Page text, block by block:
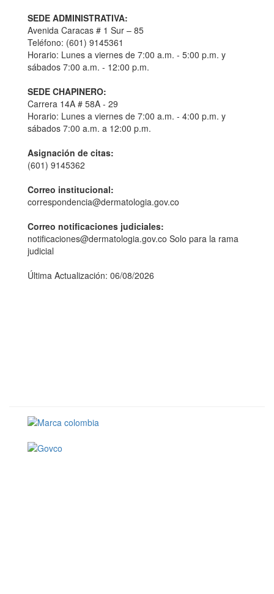
SEDE ADMINISTRATIVA:
Avenida Caracas # 1 Sur – 85
Teléfono: (601) 9145361
Horario: Lunes a viernes de 7:00 a.m. - 5:00 p.m. y
sábados 7:00 a.m. - 12:00 p.m.
SEDE CHAPINERO:
Carrera 14A # 58A - 29
Horario: Lunes a viernes de 7:00 a.m. - 4:00 p.m. y
sábados 7:00 a.m. a 12:00 p.m.
Asignación de citas:
(601) 9145362
Correo institucional:
correspondencia@dermatologia.gov.co
Correo notificaciones judiciales:
notificaciones@dermatologia.gov.co Solo para la rama
judicial
Última Actualización: 06/08/2026